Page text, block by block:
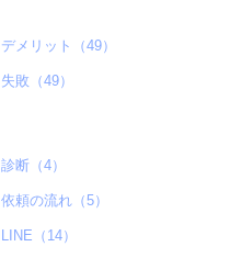
デメリット（49）
失敗（49）
診断（4）
依頼の流れ（5）
LINE（14）